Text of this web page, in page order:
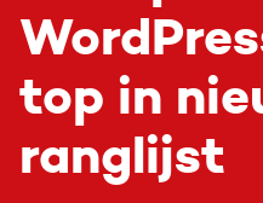
top in
ranglijst